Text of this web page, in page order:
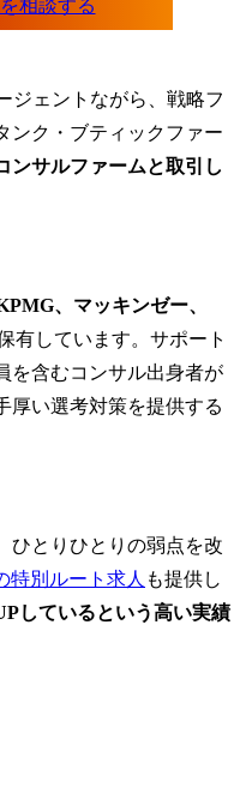
ジェントながら、戦略フ
ンク・ブティックファー
ンサルファームと取引し
、マッキンゼー、
有しています。サポート
を含むコンサル出身者が
厚い選考対策を提供する
ひとりひとりの弱点を改
特別ルート求人 も提供し
しているという高い実績